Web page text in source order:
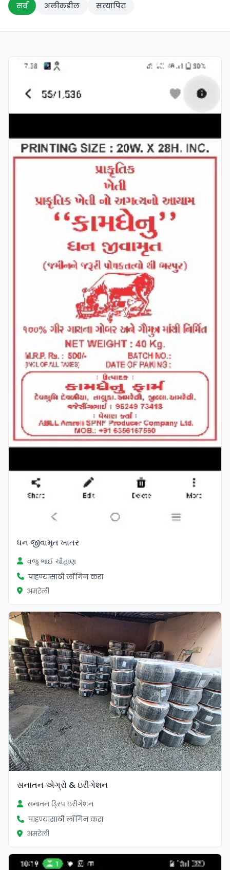
सर्व अलीकडील सत्यापित
ધન જીવામૃત ખાતર
વજુ ભાઈ ચૌહાણ
पाहण्यासाठी लॉगिन करा
अमरेली
સનાતન એગ્રો & ઇરીગેશન
સનાતન ડ્રિપ ઇરીગેશન
पाहण्यासाठी लॉगिन करा
अमरेली